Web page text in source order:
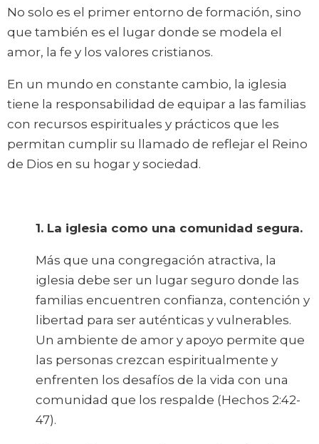
No solo es el primer entorno de formación, sino
que también es el lugar donde se modela el
amor, la fe y los valores cristianos.
En un mundo en constante cambio, la iglesia
tiene la responsabilidad de equipar a las familias
con recursos espirituales y prácticos que les
permitan cumplir su llamado de reflejar el Reino
de Dios en su hogar y sociedad.
1. La iglesia como una comunidad segura.
Más que una congregación atractiva, la
iglesia debe ser un lugar seguro donde las
familias encuentren confianza, contención y
libertad para ser auténticas y vulnerables.
Un ambiente de amor y apoyo permite que
las personas crezcan espiritualmente y
enfrenten los desafíos de la vida con una
comunidad que los respalde (Hechos 2:42-
47).